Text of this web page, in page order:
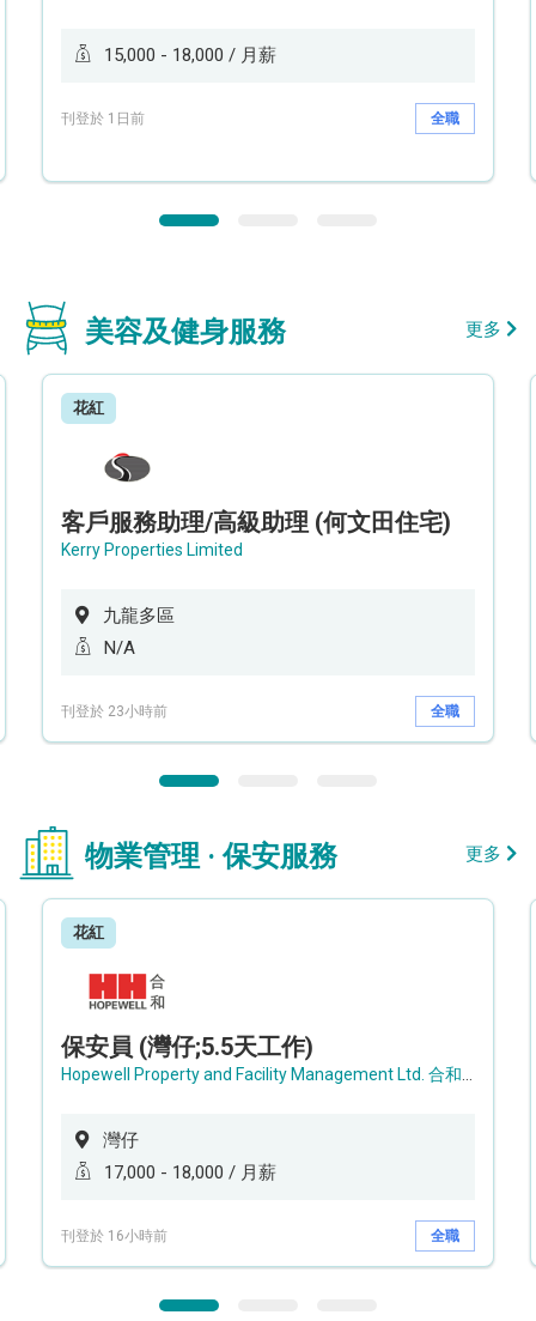
15,000 - 18,000 / 月薪
刊登於 1日前 全職
美容及健身服務 更多
花紅
客戶服務助理/高級助理 (何文田住宅)
Kerry Properties Limited
九龍多區
N/A
刊登於 23小時前 全職
物業管理 · 保安服務 更多
花紅
保安員 (灣仔;5.5天工作)
灣仔
17,000 - 18,000 / 月薪
刊登於 16小時前 全職